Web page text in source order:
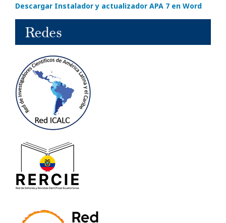
Descargar Instalador y actualizador APA 7 en Word